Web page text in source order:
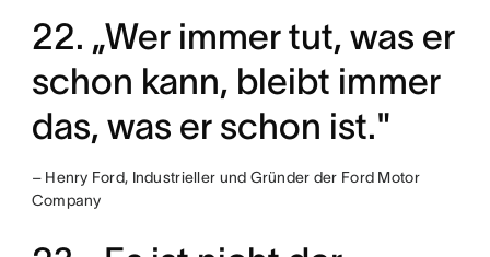
22. „Wer immer tut, was er
schon kann, bleibt immer
das, was er schon ist."
– Henry Ford, Industrieller und Gründer der Ford Motor
Company